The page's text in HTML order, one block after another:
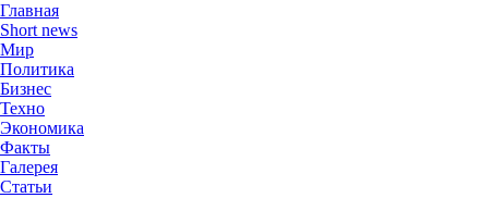
Главная
Short news
Мир
Политика
Бизнес
Техно
Экономика
Факты
Галерея
Статьи